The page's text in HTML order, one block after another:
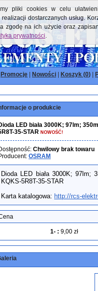
Promocje Nowości Koszyk (0)
o produkcie
LED biała 3000K; 97lm;
35-STAR NOWOŚĆ!
Chwilowy brak towaru
OSRAM
Dioda LED biała 3000K; 97lm;
KQKS-5R8T-35-STAR
Karta katalogowa: http://rcs-
1- : 9,00 zł
pliki cookies w celu
dostarczanych usług.
zgodę na ich użycie oraz
prywatności.